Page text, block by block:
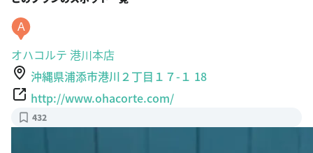
A
オハコルテ 港川本店
沖縄県浦添市港川２丁目１７-１ 18
http://www.ohacorte.com/
432